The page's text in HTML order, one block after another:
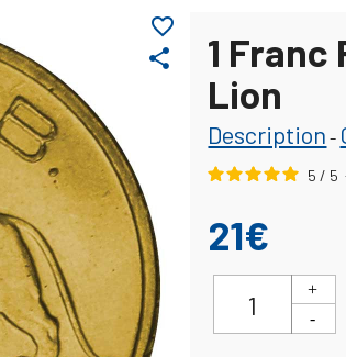
share
favorite_border
1
Lion
Description -
5 / 5
21€